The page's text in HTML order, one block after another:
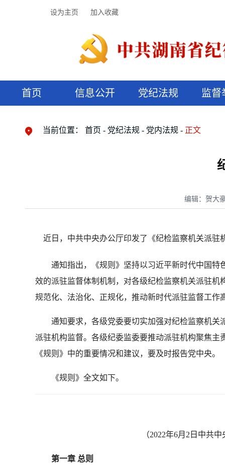
设为主页 加入收藏
首页 信息公开 党纪法规 监督
当前位置： 首页 党纪法规 党内法规 正文
编辑：贺大
近日，中共中央办公厅印发了《纪检监察机关派
通知指出，《规则》坚持以习近平新时代中国特
效的派驻监督体制机制，对各级纪检监察机关派驻
规范化、法治化、正规化，推动新时代派驻监督工作
通知要求，各级党委要切实加强对纪检监察机关
派驻机构监督。各级纪委监委要推动派驻机构聚焦
《规则》中的重要情况和建议，要及时报告党中央。
《规则》全文如下。
（2022年6月2日中共
第一章 总则